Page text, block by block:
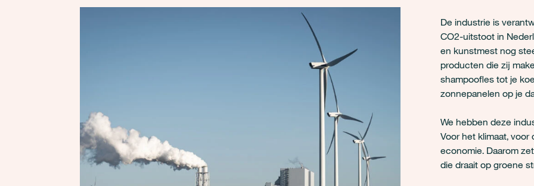
De industrie is
CO2-uitstoot in
en kunstmest nog
producten die zij
shampoofles tot je
zonnepanelen op je
We hebben deze
Voor het klimaat,
economie. Daarom
die draait op groene